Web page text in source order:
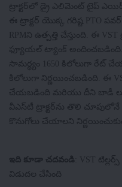
ట్రాక్టర్‌లో డ్రై ఎలిమెంట్ టైప్
ఈ ట్రాక్టర్ యొక్క గరిష్ట PTO
RPMని ఉత్పత్తి చేస్తుంది. ఈ
ఫ్యూయల్ ట్యాంక్ అందించబడింది.
సామర్థ్యం 1650 కిలోలుగా రేట్
కిలోలుగా నిర్ణయించబడింది. ఈ
చేయబడింది మరియు దీని బాడీ
వీఎస్‌టీ ట్రాక్టర్‌ను తొలి
కొనుగోలు చేయాలని
ఇది కూడా చదవండి : VST
విడుదల చేసింది